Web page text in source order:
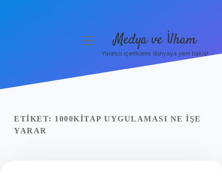
Yasal Uyarı
menüyüMedya ve İlham
Yaratıcı içeriklerle dünyaya yeni bakış!
ETIKET: 1000KITAP UYGULAMASI NE İŞE
YARAR